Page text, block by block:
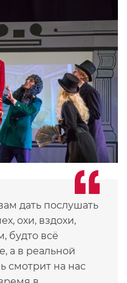
дать послушать
охи, вздохи,
будто всё
а в реальной
смотрит на нас